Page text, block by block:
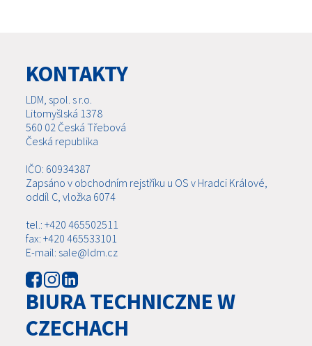
KONTAKTY
LDM, spol. s r.o.
Litomyšlská 1378
560 02 Česká Třebová
Česká republika
IČO: 60934387
Zapsáno v obchodním rejstříku u OS v Hradci Králové,
oddíl C, vložka 6074
tel.: +420 465502511
fax: +420 465533101
E-mail: sale@ldm.cz
BIURA TECHNICZNE W
CZECHACH